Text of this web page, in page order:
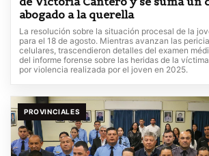
abogado a la querella
La resolución sobre la situación procesal de la
para el 18 de agosto. Mientras avanzan las
celulares, trascendieron detalles del examen
del informe forense sobre las heridas de la
por violencia realizada por el joven en 2025.
PROVINCIALES